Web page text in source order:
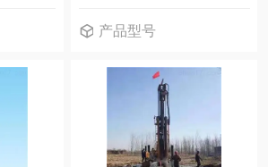
产品型号